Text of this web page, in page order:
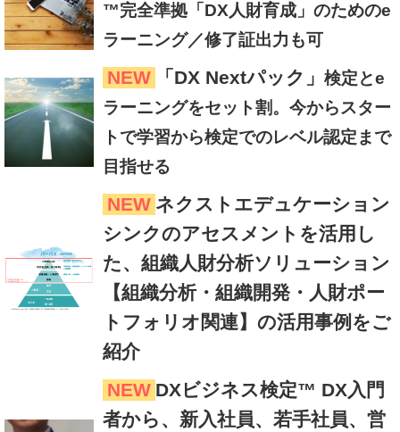
™完全準拠「DX人財育成」のためのe
ラーニング／修了証出力も可
NEW 「DX Nextパック」 検定とe
ラーニングをセット割。今からスター
トで学習から検定でのレベル認定まで
目指せる
NEW ネクストエデュケーション
シンクのアセスメントを活用し
た、組織人財分析ソリューション
【組織分析・組織開発・人財ポー
トフォリオ関連】の活用事例をご
紹介
NEW DXビジネス検定™ DX入門
者から、新入社員、若手社員、営